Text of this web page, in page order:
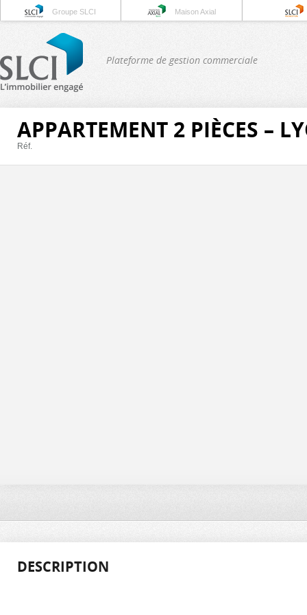
Groupe SLCI Maison Axial
Plateforme de gestion commerciale
APPARTEMENT 2 PIÈCES –
Réf.
DESCRIPTION